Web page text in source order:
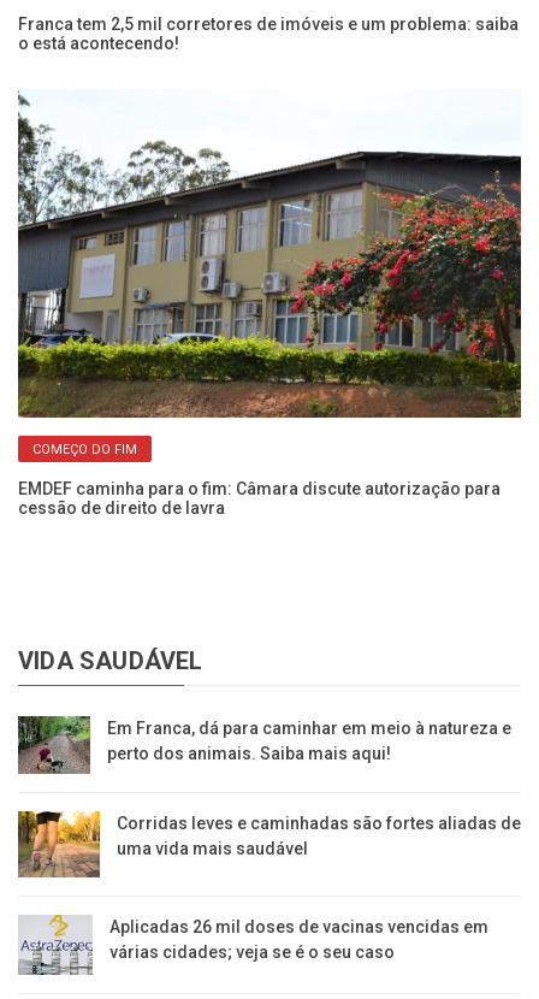
Franca tem 2,5 mil corretores de imóveis e um problema: saiba
o está acontecendo!
COMEÇO DO FIM
EMDEF caminha para o fim: Câmara discute autorização para
cessão de direito de lavra
VIDA SAUDÁVEL
Em Franca, dá para caminhar em meio à natureza e
perto dos animais. Saiba mais aqui!
Corridas leves e caminhadas são fortes aliadas de
uma vida mais saudável
Aplicadas 26 mil doses de vacinas vencidas em
várias cidades; veja se é o seu caso